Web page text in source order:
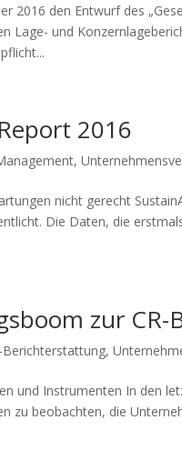
2016 den Entwurf des
Lage- und
2016
,
nicht gerecht
Die Daten, die
zur
Berichterstattung,
und Instrumenten In den
zu beobachten, die